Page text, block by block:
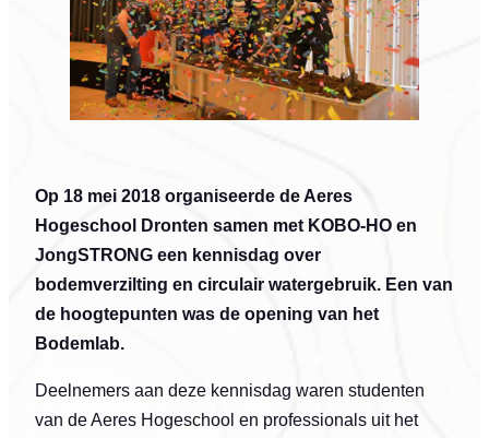
Op 18 mei 2018 organiseerde de Aeres
Hogeschool Dronten samen met KOBO-HO en
JongSTRONG een kennisdag over
bodemverzilting en circulair watergebruik. Een van
de hoogtepunten was de opening van het
Bodemlab.
Deelnemers aan deze kennisdag waren studenten
van de Aeres Hogeschool en professionals uit het